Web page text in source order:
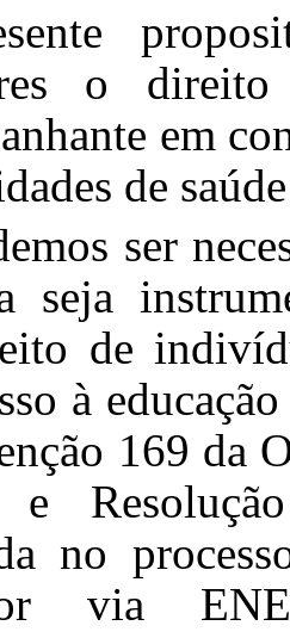
o
em
de
ser
seja
de
à
169 da
e
no
via